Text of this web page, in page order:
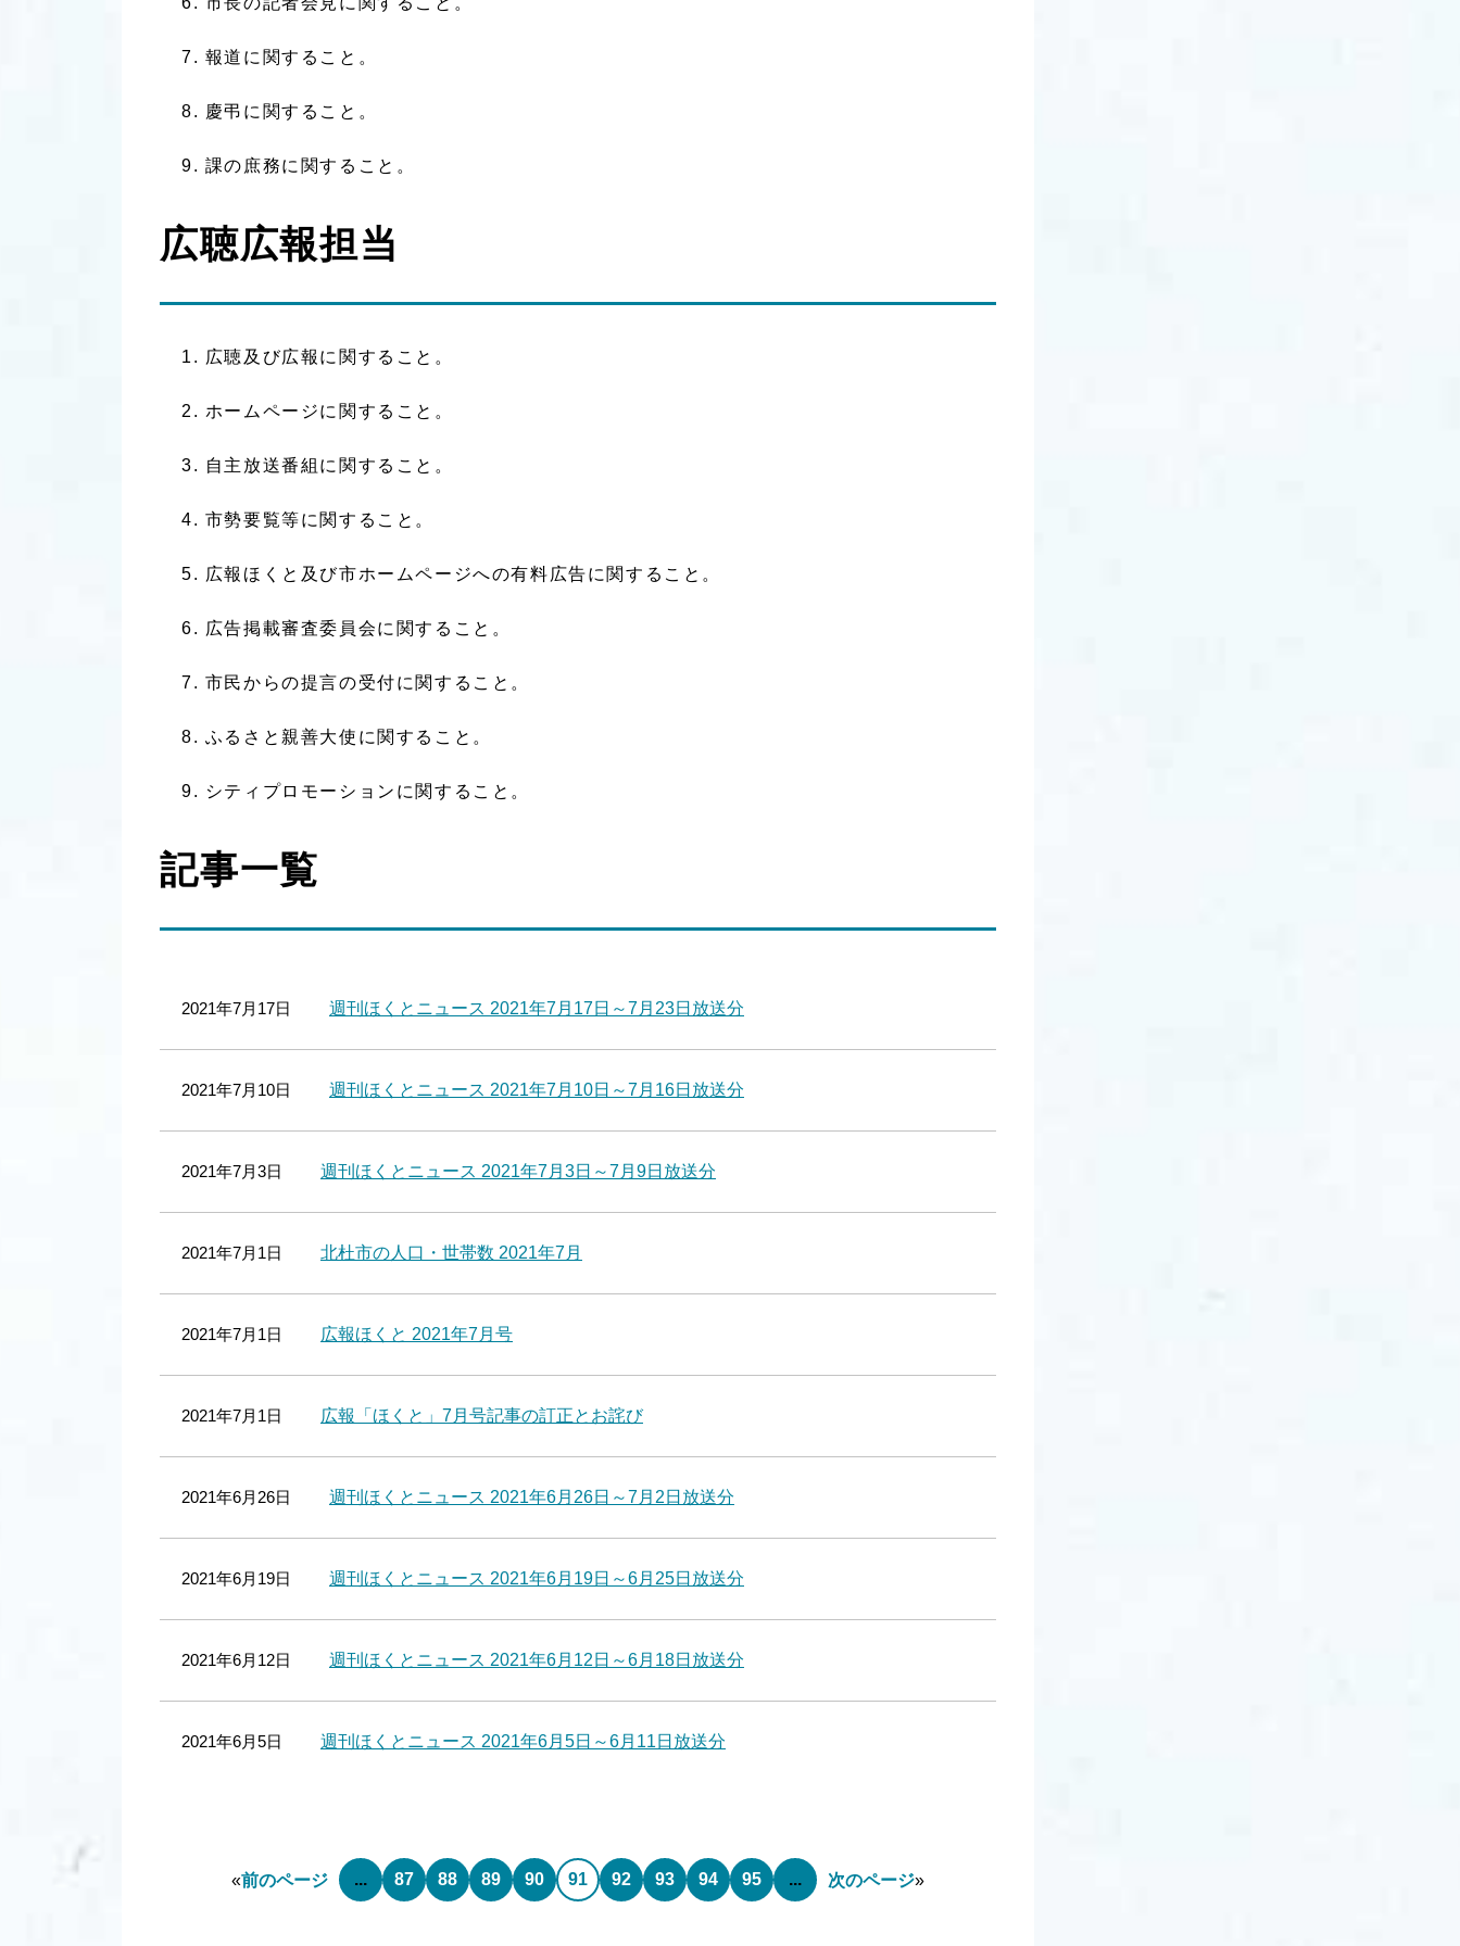
報道に関すること。
慶弔に関すること。
課の庶務に関すること。
広聴広報担当
広聴及び広報に関すること。
ホームページに関すること。
自主放送番組に関すること。
市勢要覧等に関すること。
広報ほくと及び市ホームページへの有料広告に関すること。
広告掲載審査委員会に関すること。
市民からの提言の受付に関すること。
ふるさと親善大使に関すること。
シティプロモーションに関すること。
記事一覧
2021年7月17日 週刊ほくとニュース 2021年7月17日～7月23日放送分
2021年7月10日 週刊ほくとニュース 2021年7月10日～7月16日放送分
2021年7月3日 週刊ほくとニュース 2021年7月3日～7月9日放送分
2021年7月1日 北杜市の人口・世帯数 2021年7月
2021年7月1日 広報ほくと 2021年7月号
2021年7月1日 広報「ほくと」7月号記事の訂正とお詫び
2021年6月26日 週刊ほくとニュース 2021年6月26日～7月2日放送分
2021年6月19日 週刊ほくとニュース 2021年6月19日～6月25日放送分
2021年6月12日 週刊ほくとニュース 2021年6月12日～6月18日放送分
2021年6月5日 週刊ほくとニュース 2021年6月5日～6月11日放送分
«前のページ ... 87 88 89 90 91 92 93 94 95 ... 次のページ»